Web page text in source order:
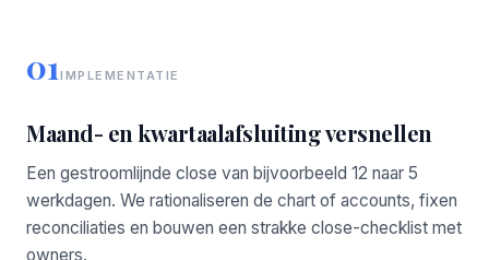
01IMPLEMENTATIE
Maand- en kwartaalafsluiting versnellen
Een gestroomlijnde close van bijvoorbeeld 12 naar 5
werkdagen. We rationaliseren de chart of accounts, fixen
reconciliaties en bouwen een strakke close-checklist met
owners.